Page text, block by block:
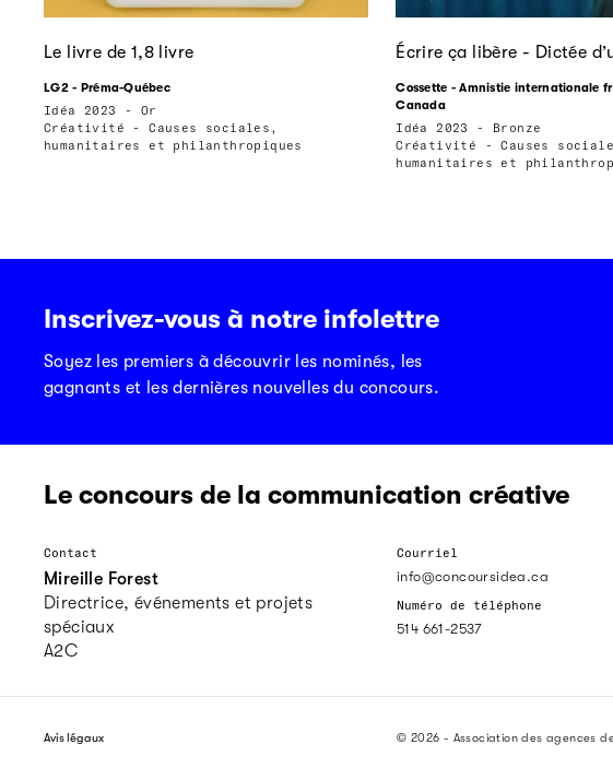
Le livre de 1,8 livre
LG2 - Préma-Québec
Idéa 2023 - Or
Créativité - Causes sociales,
humanitaires et philanthropiques
Écrire ça libère - Dictée
Cossette - Amnistie internationale
Canada
Idéa 2023 - Bronze
Créativité - Causes
humanitaires et
Inscrivez-vous à notre infolettre
Soyez les premiers à découvrir les nominés, les
gagnants et les dernières nouvelles du concours.
Le concours de la communication créative
Contact
Mireille Forest
Directrice, événements et projets
spéciaux
A2C
Courriel
info@concoursidea.ca
Numéro de téléphone
514 661-2537
Avis légaux © 2026 - Association des agences